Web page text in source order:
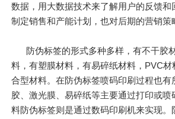
数据，用大数据技术来了解用户的反馈和
制定销售和产能计划，也对后期的营销策
防伪标签的形式多种多样，有不干胶
料，有塑膜材料，有易碎纸材料，PVC材
合型材料。在防伪标签喷码印刷过程也有
胶、激光膜、易碎纸等主要通过打印或
料防伪标签则是通过数码印刷机来实现。